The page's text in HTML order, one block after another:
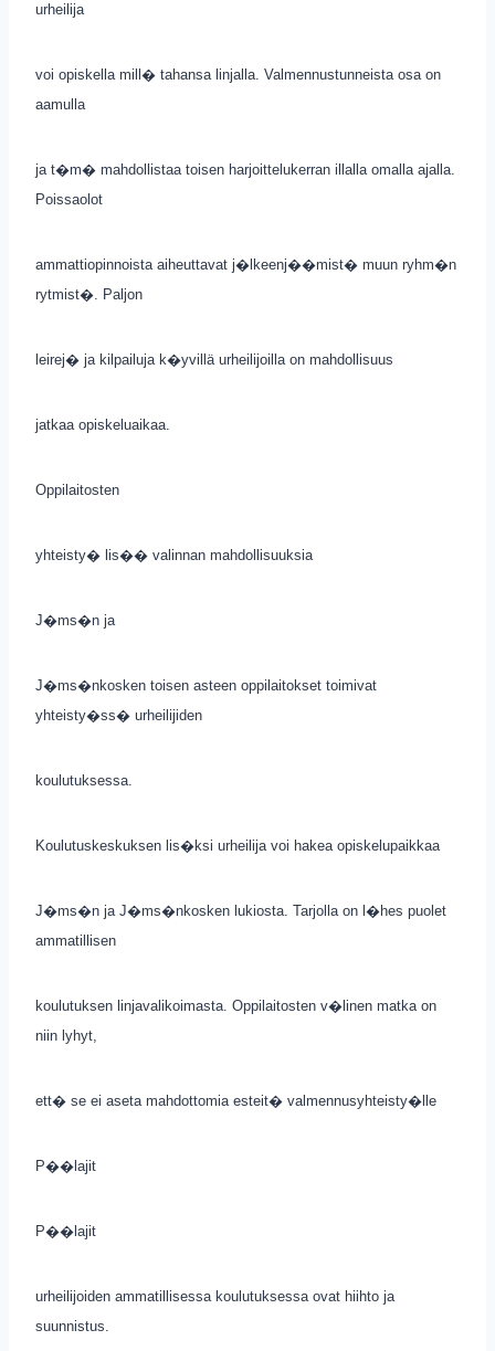
urheilija
voi opiskella mill� tahansa linjalla. Valmennustunneista osa on
aamulla
ja t�m� mahdollistaa toisen harjoittelukerran illalla omalla ajalla.
Poissaolot
ammattiopinnoista aiheuttavat j�lkeenj��mist� muun ryhm�n
rytmist�. Paljon
leirej� ja kilpailuja k�yvillä urheilijoilla on mahdollisuus
jatkaa opiskeluaikaa.
Oppilaitosten
yhteisty� lis�� valinnan mahdollisuuksia
J�ms�n ja
J�ms�nkosken toisen asteen oppilaitokset toimivat
yhteisty�ss� urheilijiden
koulutuksessa.
Koulutuskeskuksen lis�ksi urheilija voi hakea opiskelupaikkaa
J�ms�n ja J�ms�nkosken lukiosta. Tarjolla on l�hes puolet
ammatillisen
koulutuksen linjavalikoimasta. Oppilaitosten v�linen matka on
niin lyhyt,
ett� se ei aseta mahdottomia esteit� valmennusyhteisty�lle
P��lajit
P��lajit
urheilijoiden ammatillisessa koulutuksessa ovat hiihto ja
suunnistus.